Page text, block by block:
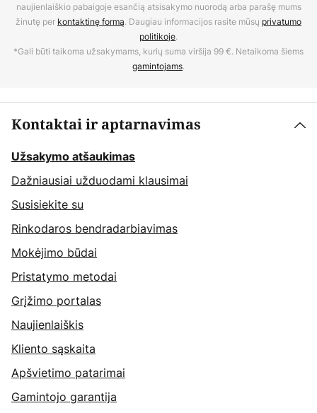
naujienlaiškio pabaigoje esančią atsisakymo nuorodą arba parašę mums
žinutę per kontaktinę formą. Daugiau informacijos rasite mūsų privatumo
politikoje.
*Gali būti taikoma užsakymams, kurių suma viršija 99 €. Netaikoma šiems
gamintojams.
Kontaktai ir aptarnavimas
Užsakymo atšaukimas
Dažniausiai užduodami klausimai
Susisiekite su
Rinkodaros bendradarbiavimas
Mokėjimo būdai
Pristatymo metodai
Grįžimo portalas
Naujienlaiškis
Kliento sąskaita
Apšvietimo patarimai
Gamintojo garantija